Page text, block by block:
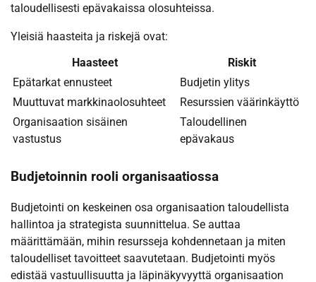
taloudellisesti epävakaissa olosuhteissa.
Yleisiä haasteita ja riskejä ovat:
Haasteet
Riskit
Epätarkat ennusteet
Budjetin ylitys
Muuttuvat markkinaolosuhteet
Resurssien väärinkäyttö
Organisaation sisäinen
vastustus
Taloudellinen
epävakaus
Budjetoinnin rooli organisaatiossa
Budjetointi on keskeinen osa organisaation taloudellista
hallintoa ja strategista suunnittelua. Se auttaa
määrittämään, mihin resursseja kohdennetaan ja miten
taloudelliset tavoitteet saavutetaan. Budjetointi myös
edistää vastuullisuutta ja läpinäkyvyyttä organisaation